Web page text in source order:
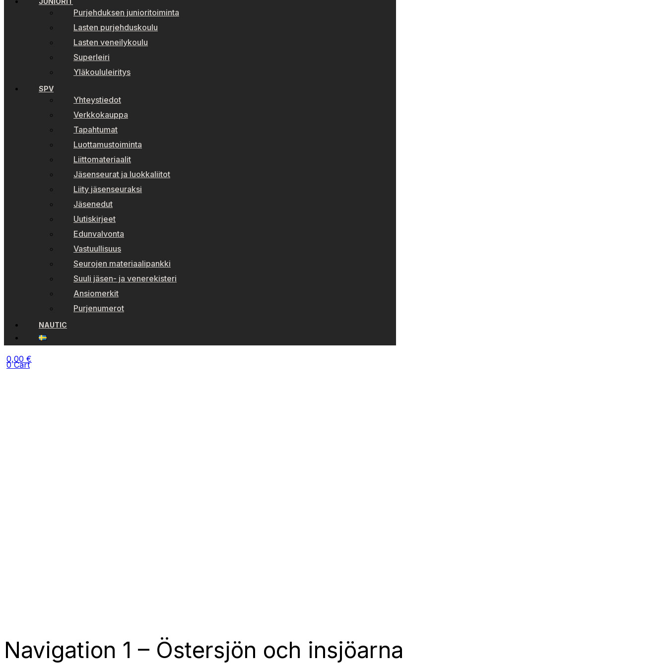
Purjehduksen junioritoiminta
Lasten purjehduskoulu
Lasten veneilykoulu
Superleiri
Yläkoululeiritys
SPV
Yhteystiedot
Verkkokauppa
Tapahtumat
Luottamustoiminta
Liittomateriaalit
Jäsenseurat ja luokkaliitot
Liity jäsenseuraksi
Jäsenedut
Uutiskirjeet
Edunvalvonta
Vastuullisuus
Seurojen materiaalipankki
Suuli jäsen- ja venerekisteri
Ansiomerkit
Purjenumerot
NAUTIC
0,00 €
0 Cart
Navigation 1 – Östersjön och insjöarna